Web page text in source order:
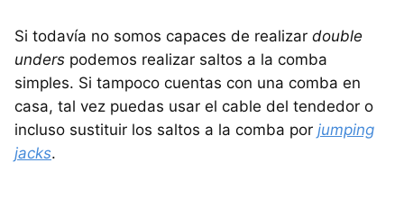
Si todavía no somos capaces de realizar double
unders podemos realizar saltos a la comba
simples. Si tampoco cuentas con una comba en
casa, tal vez puedas usar el cable del tendedor o
incluso sustituir los saltos a la comba por jumping
jacks.